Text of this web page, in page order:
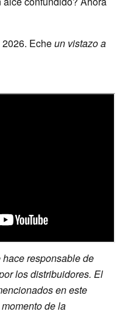
Echeun vistazo a
responsable de
los distribuidores. El
en este
de la